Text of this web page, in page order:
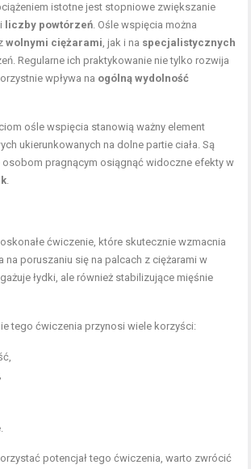
istotne jest stopniowe zwiększanie
liczby powtórzeń. Ośle wspięcia można
wolnymi ciężarami, jak i na specjalistycznych
Regularne ich praktykowanie nie tylko rozwija
wpływa na ogólną wydolność
ośle wspięcia stanowią ważny element
ukierunkowanych na dolne partie ciała. Są
pragnącym osiągnąć widoczne efekty w
.
ćwiczenie, które skutecznie wzmacnia
na poruszaniu się na palcach z ciężarami w
łydki, ale również stabilizujące mięśnie
tego ćwiczenia przynosi wiele korzyści:
potencjał tego ćwiczenia, warto zwrócić